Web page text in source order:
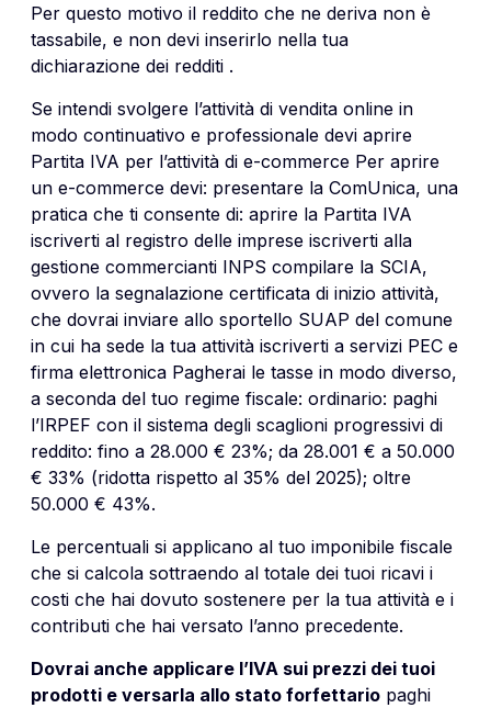
Per questo motivo il reddito che ne deriva non è
tassabile, e non devi inserirlo nella tua
dichiarazione dei redditi .
Se intendi svolgere l’attività di vendita online in
modo continuativo e professionale devi aprire
Partita IVA per l’attività di e-commerce Per aprire
un e-commerce devi: presentare la ComUnica, una
pratica che ti consente di: aprire la Partita IVA
iscriverti al registro delle imprese iscriverti alla
gestione commercianti INPS compilare la SCIA,
ovvero la segnalazione certificata di inizio attività,
che dovrai inviare allo sportello SUAP del comune
in cui ha sede la tua attività iscriverti a servizi PEC e
firma elettronica Pagherai le tasse in modo diverso,
a seconda del tuo regime fiscale: ordinario: paghi
l’IRPEF con il sistema degli scaglioni progressivi di
reddito: fino a 28.000 € 23%; da 28.001 € a 50.000
€ 33% (ridotta rispetto al 35% del 2025); oltre
50.000 € 43%.
Le percentuali si applicano al tuo imponibile fiscale
che si calcola sottraendo al totale dei tuoi ricavi i
costi che hai dovuto sostenere per la tua attività e i
contributi che hai versato l’anno precedente.
Dovrai anche applicare l’IVA sui prezzi dei tuoi
prodotti e versarla allo stato forfettario paghi